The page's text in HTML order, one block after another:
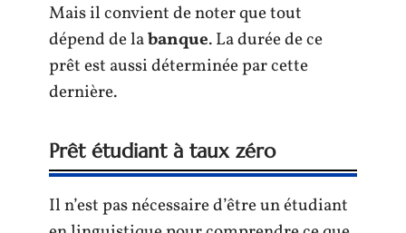
Mais il convient de noter que tout
dépend de labanque. La durée de ce
prêt est aussi déterminée par cette
dernière.
Prêt étudiant à taux zéro
Il n’est pas nécessaire d’être un étudiant